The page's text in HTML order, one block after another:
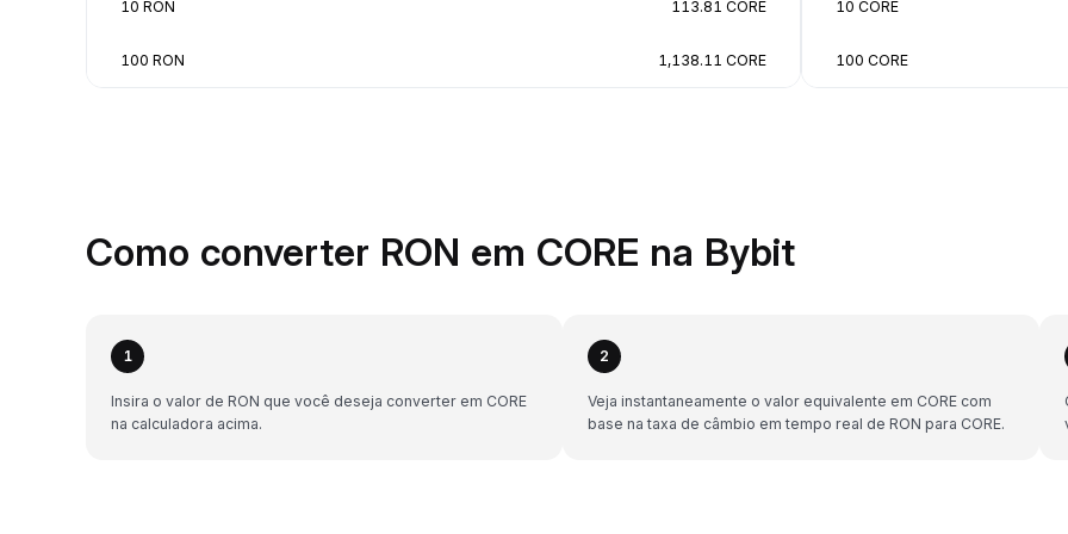
10 RON 113.81 CORE
100 RON 1,138.11 CORE
10 CORE
100 CORE
Como converter RON em CORE na Bybit
1
Insira o valor de RON que você deseja converter em CORE
na calculadora acima.
2
Veja instantaneamente o valor equivalente em CORE com
base na taxa de câmbio em tempo real de RON para CORE.